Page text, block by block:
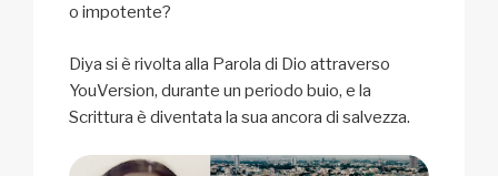
o impotente?
Diya si è rivolta alla Parola di Dio attraverso
YouVersion, durante un periodo buio, e la
Scrittura è diventata la sua ancora di salvezza.